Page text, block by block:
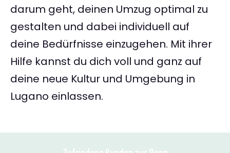
darum geht, deinen Umzug optimal zu
gestalten und dabei individuell auf
deine Bedürfnisse einzugehen. Mit ihrer
Hilfe kannst du dich voll und ganz auf
deine neue Kultur und Umgebung in
Lugano einlassen.